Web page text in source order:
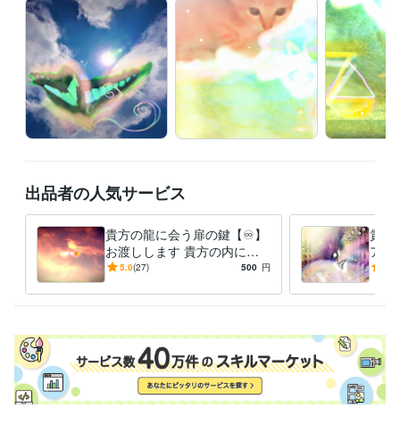
メッセージから
ご相談ください
_^貴方のお幸せ
時の流れの中
時と共に祈っております
貴方の今はどのような今なのでしょう
全てはより良くなって
１日が１ヶ月となり１年となり
良くなる繰り返し
うちよせる波のように～~良くなる良くなると
１日１ヶ月１年と良くなるとずっと祈っております
これからも良くなるとずっと祈っております
あなたのお心とともに∞*
水晶✦植物✦香り✦キャンドルなどで浄化した私の個人オフィスでお待ち
いたしております∞*＊♥️
得意分野
占い タロット水晶占い
出品者の人気サービス
貴方の龍に会う扉の鍵【♾️】
お渡しします 貴方の内に眠
る「龍」を呼び覚ます能力を
5.0(27) 500 円
貴方
アイ
ご覧
ぞ